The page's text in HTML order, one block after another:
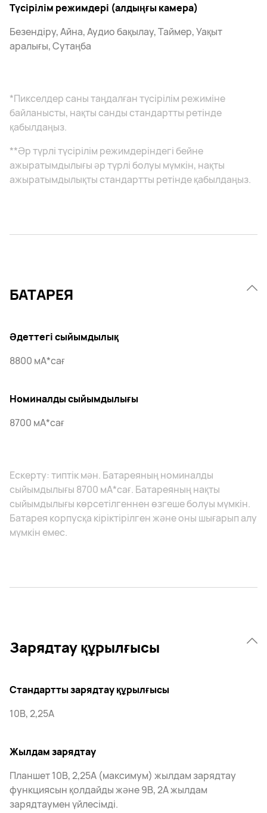
Түсірілім режимдері (алдыңғы камера)
Безендіру, Айна, Аудио бақылау, Таймер, Уақыт
аралығы, Сутаңба
*Пикселдер саны таңдалған түсірілім режиміне
байланысты, нақты санды стандартты ретінде
қабылдаңыз.
**Әр түрлі түсірілім режимдеріндегі бейне
ажыратымдылығы әр түрлі болуы мүмкін, нақты
ажыратымдылықты стандартты ретінде қабылдаңыз.
БАТАРЕЯ
Әдеттегі сыйымдылық
8800 мА*сағ
Номиналды сыйымдылығы
8700 мА*сағ
Ескерту: типтік мән. Батареяның номиналды
сыйымдылығы 8700 мА*сағ. Батареяның нақты
сыйымдылығы көрсетілгеннен өзгеше болуы мүмкін.
Батарея корпусқа кіріктірілген және оны шығарып алу
мүмкін емес.
Зарядтау құрылғысы
Стандартты зарядтау құрылғысы
10В, 2,25А
Жылдам зарядтау
Планшет 10В, 2,25А (максимум) жылдам зарядтау
функциясын қолдайды және 9В, 2А жылдам
зарядтаумен үйлесімді.